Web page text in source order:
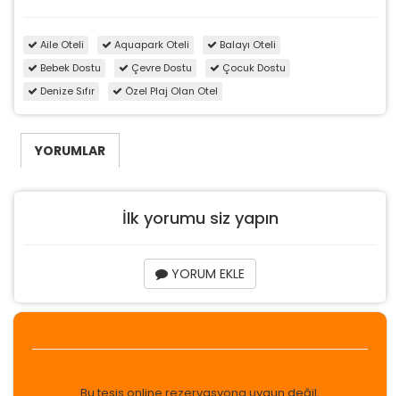
Aile Oteli Aquapark Oteli
Balayı Oteli
Bebek Dostu
Çevre Dostu
Çocuk Dostu
Denize Sıfır
Özel Plaj Olan Otel
YORUMLAR
İlk yorumu siz yapın
YORUM EKLE
Bu tesis online rezervasyona uygun değil.